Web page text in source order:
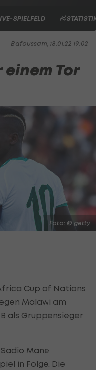
SPIELFELD
Bafoussam, 18.01.22 19:02
Tor
Foto: © getty
Cup of Nations
Malawi am
als Gruppensieger
Mane
in Folge. Die